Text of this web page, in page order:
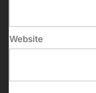
Website